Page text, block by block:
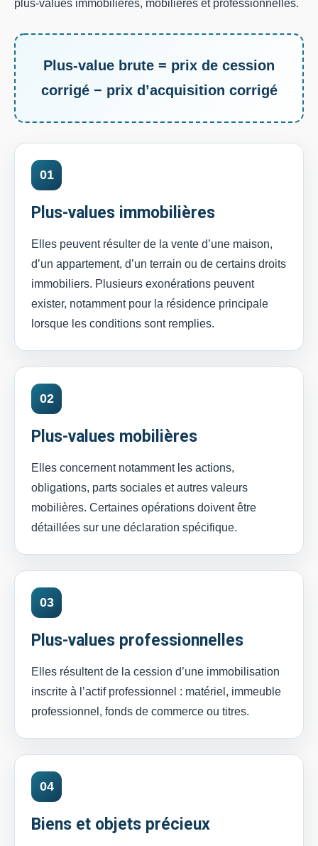
plus-values immobilières, mobilières et professionnelles.
Plus-value brute = prix de cession
corrigé − prix d’acquisition corrigé
01
Plus-values immobilières
Elles peuvent résulter de la vente d’une maison,
d’un appartement, d’un terrain ou de certains droits
immobiliers. Plusieurs exonérations peuvent
exister, notamment pour la résidence principale
lorsque les conditions sont remplies.
02
Plus-values mobilières
Elles concernent notamment les actions,
obligations, parts sociales et autres valeurs
mobilières. Certaines opérations doivent être
détaillées sur une déclaration spécifique.
03
Plus-values professionnelles
Elles résultent de la cession d’une immobilisation
inscrite à l’actif professionnel : matériel, immeuble
professionnel, fonds de commerce ou titres.
04
Biens et objets précieux